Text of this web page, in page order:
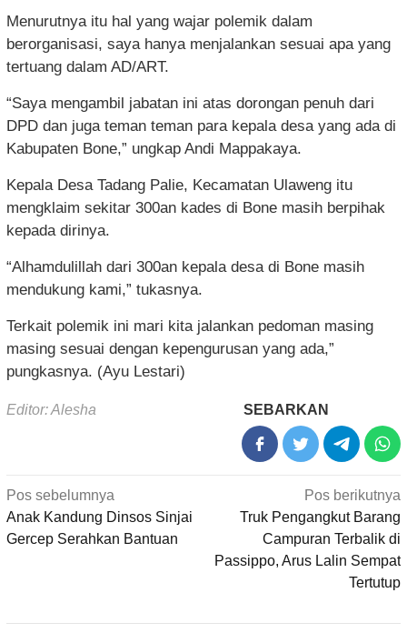
Menurutnya itu hal yang wajar polemik dalam
berorganisasi, saya hanya menjalankan sesuai apa yang
tertuang dalam AD/ART.
“Saya mengambil jabatan ini atas dorongan penuh dari
DPD dan juga teman teman para kepala desa yang ada di
Kabupaten Bone,” ungkap Andi Mappakaya.
Kepala Desa Tadang Palie, Kecamatan Ulaweng itu
mengklaim sekitar 300an kades di Bone masih berpihak
kepada dirinya.
“Alhamdulillah dari 300an kepala desa di Bone masih
mendukung kami,” tukasnya.
Terkait polemik ini mari kita jalankan pedoman masing
masing sesuai dengan kepengurusan yang ada,”
pungkasnya. (Ayu Lestari)
Editor: Alesha SEBARKAN
Navigasi
pos
Pos sebelumnya
Anak Kandung Dinsos Sinjai
Gercep Serahkan Bantuan
Pos berikutnya
Truk Pengangkut Barang
Campuran Terbalik di
Passippo, Arus Lalin Sempat
Tertutup